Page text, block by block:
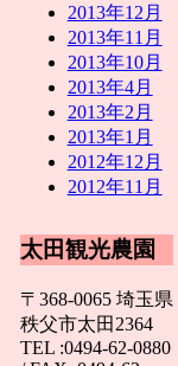
2013年12月
2013年11月
2013年10月
2013年4月
2013年2月
2013年1月
2012年12月
2012年11月
太田観光農園
〒368-0065 埼玉県
秩父市太田2364
TEL :0494-62-0880